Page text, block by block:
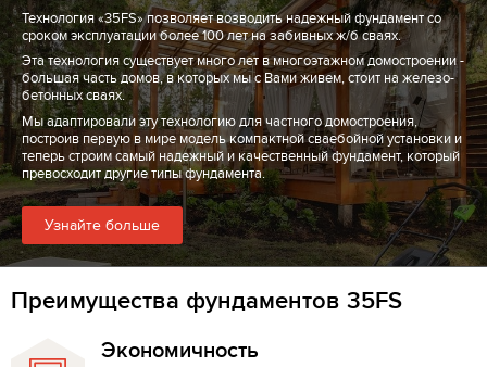
Технология «35FS» позволяет возводить надежный фундамент со
сроком эксплуатации более 100 лет на забивных ж/б сваях.
Эта технология существует много лет в многоэтажном домостроении -
большая часть домов, в которых мы с Вами живем, стоит на железо-
бетонных сваях.
Мы адаптировали эту технологию для частного домостроения,
построив первую в мире модель компактной сваебойной установки и
теперь строим самый надежный и качественный фундамент, который
превосходит другие типы фундамента.
Узнайте больше
Преимущества фундаментов 35FS
Экономичность